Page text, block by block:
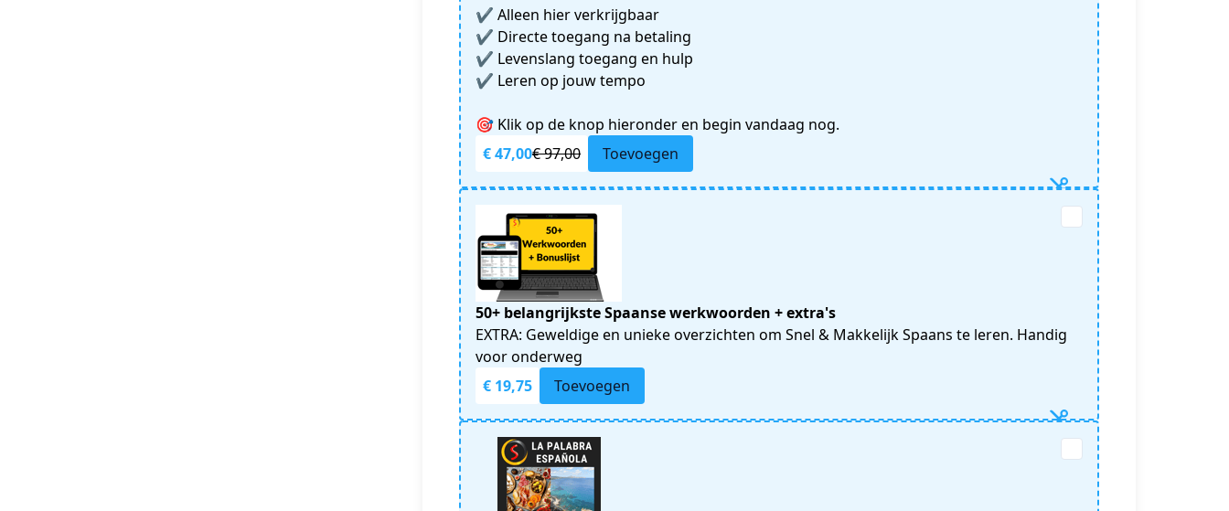
✔️ Alleen hier verkrijgbaar
✔️ Directe toegang na betaling
✔️ Levenslang toegang en hulp
✔️ Leren op jouw tempo
🎯 Klik op de knop hieronder en begin vandaag nog.
€ 47,00€ 97,00 Toevoegen
50+ belangrijkste Spaanse werkwoorden + extra's
EXTRA: Geweldige en unieke overzichten om Snel & Makkelijk Spaans te leren. Handig
voor onderweg
€ 19,75
Toevoegen